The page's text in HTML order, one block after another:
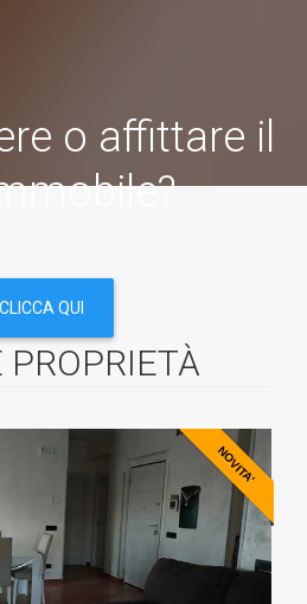
o affittare il
CLICCA QUI
PROPRIETÀ
NOVITA'